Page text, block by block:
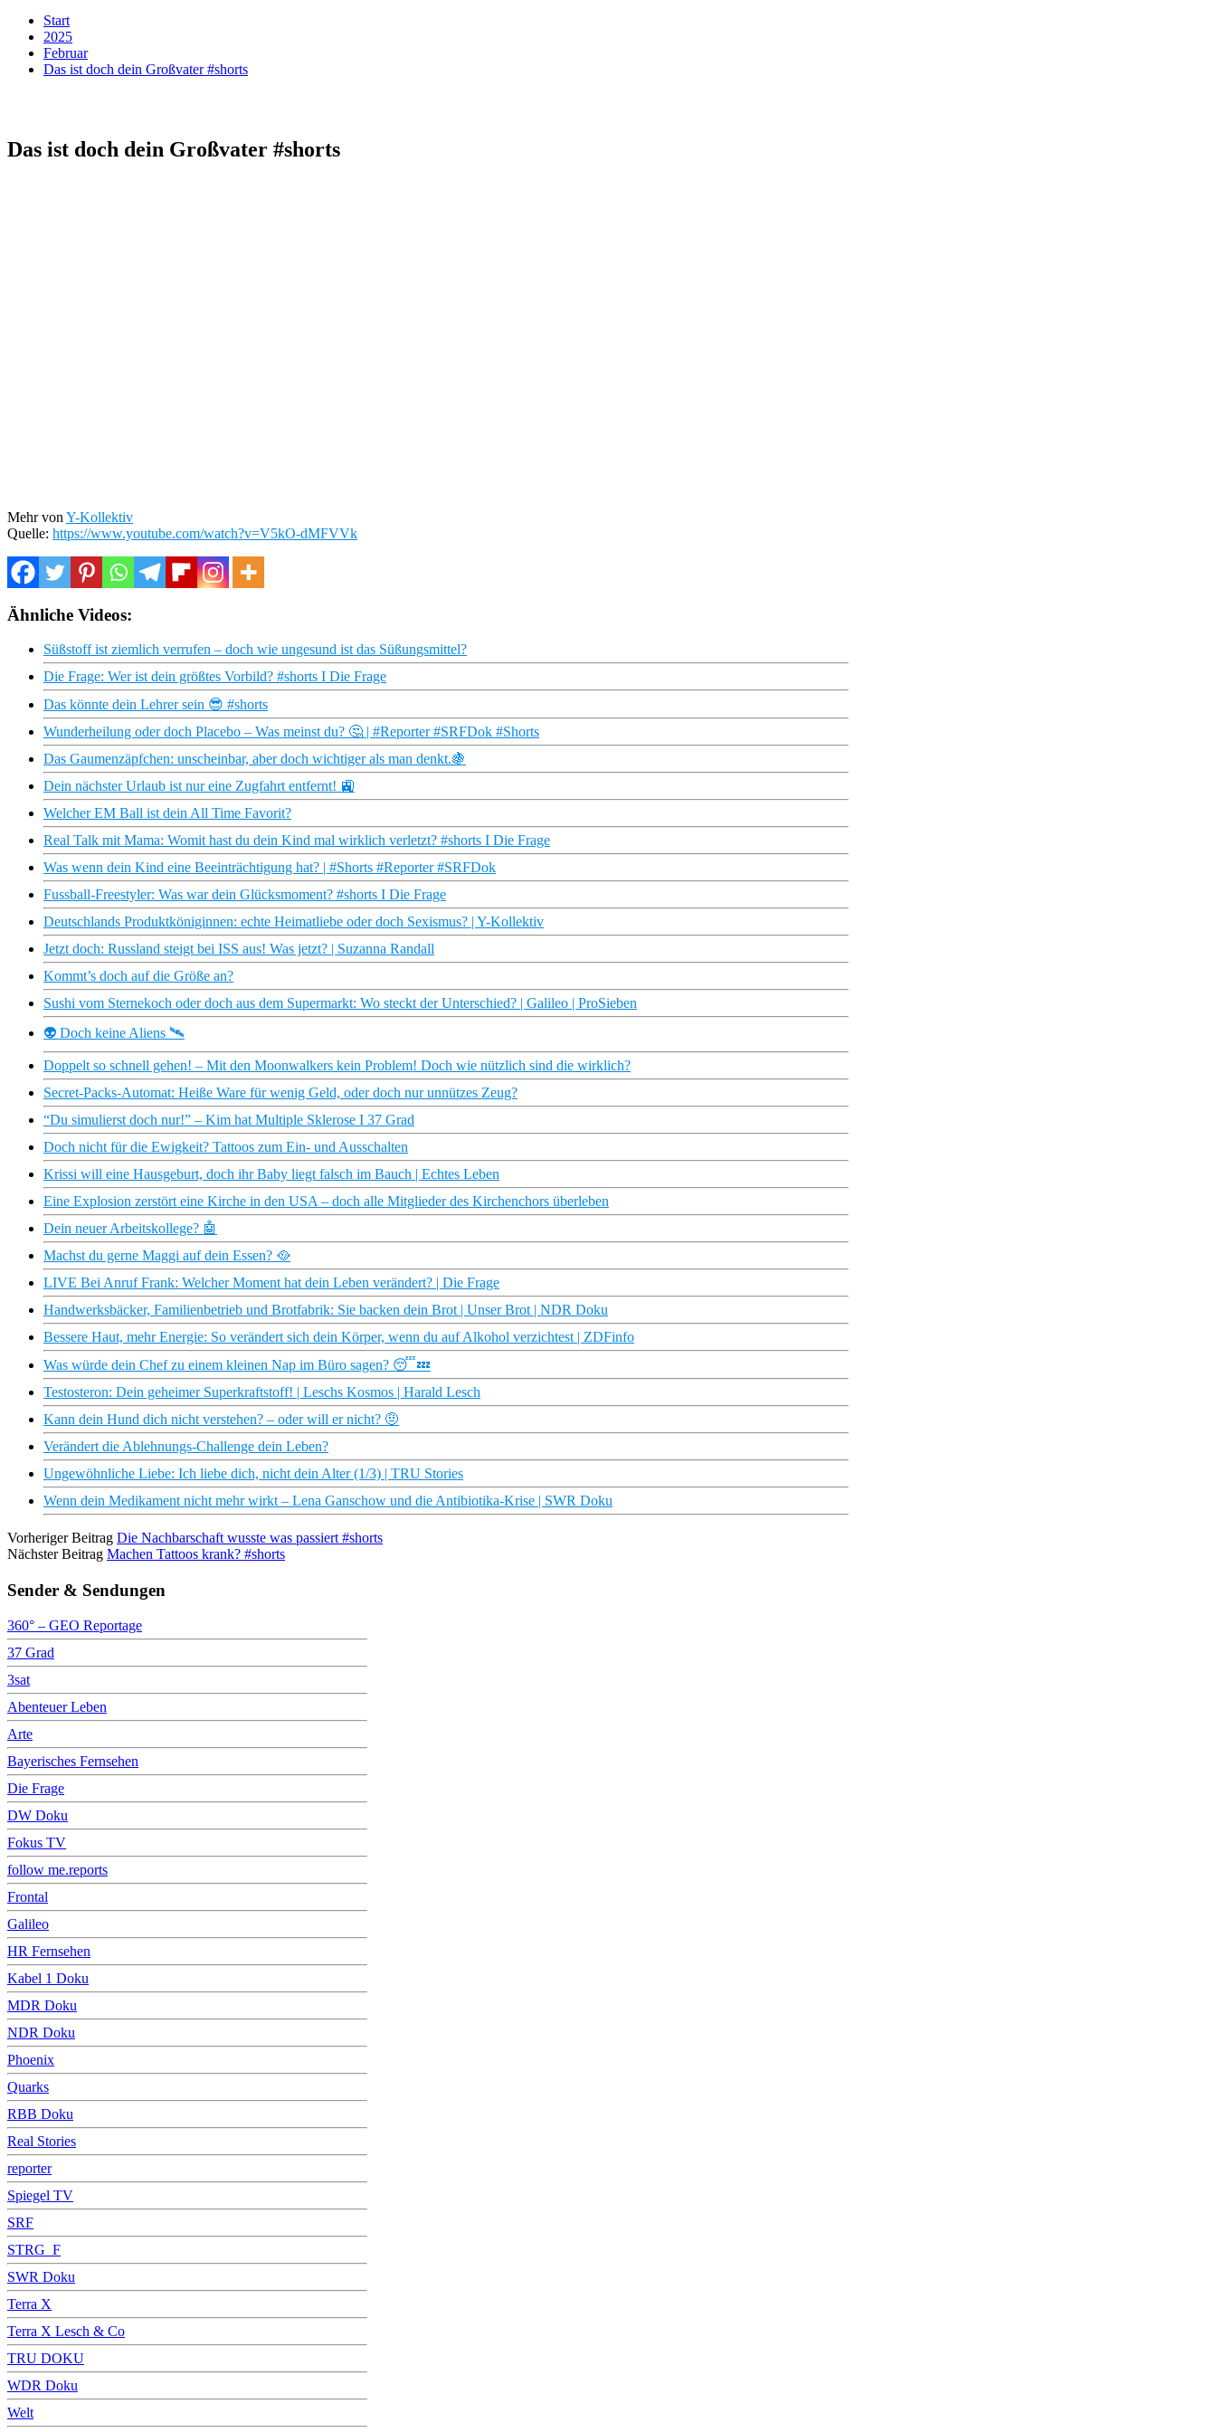
Start
2025
Februar
Das ist doch dein Großvater #shorts
Das ist doch dein Großvater #shorts
Mehr von Y-Kollektiv
Quelle: https://www.youtube.com/watch?v=V5kO-dMFVVk
Ähnliche Videos:
Süßstoff ist ziemlich verrufen – doch wie ungesund ist das Süßungsmittel?
Die Frage: Wer ist dein größtes Vorbild? #shorts I Die Frage
Das könnte dein Lehrer sein 😎 #shorts
Wunderheilung oder doch Placebo – Was meinst du? 🤔 | #Reporter #SRFDok #Shorts
Das Gaumenzäpfchen: unscheinbar, aber doch wichtiger als man denkt.🍇
Dein nächster Urlaub ist nur eine Zugfahrt entfernt! 🚉
Welcher EM Ball ist dein All Time Favorit?
Real Talk mit Mama: Womit hast du dein Kind mal wirklich verletzt? #shorts I Die Frage
Was wenn dein Kind eine Beeinträchtigung hat? | #Shorts #Reporter #SRFDok
Fussball-Freestyler: Was war dein Glücksmoment? #shorts I Die Frage
Deutschlands Produktköniginnen: echte Heimatliebe oder doch Sexismus? | Y-Kollektiv
Jetzt doch: Russland steigt bei ISS aus! Was jetzt? | Suzanna Randall
Kommt’s doch auf die Größe an?
Sushi vom Sternekoch oder doch aus dem Supermarkt: Wo steckt der Unterschied? | Galileo | ProSieben
👽 Doch keine Aliens 🛰
Doppelt so schnell gehen! – Mit den Moonwalkers kein Problem! Doch wie nützlich sind die wirklich?
Secret-Packs-Automat: Heiße Ware für wenig Geld, oder doch nur unnützes Zeug?
“Du simulierst doch nur!” – Kim hat Multiple Sklerose I 37 Grad
Doch nicht für die Ewigkeit? Tattoos zum Ein- und Ausschalten
Krissi will eine Hausgeburt, doch ihr Baby liegt falsch im Bauch | Echtes Leben
Eine Explosion zerstört eine Kirche in den USA – doch alle Mitglieder des Kirchenchors überleben
Dein neuer Arbeitskollege? 🤖
Machst du gerne Maggi auf dein Essen? 🥘
LIVE Bei Anruf Frank: Welcher Moment hat dein Leben verändert? | Die Frage
Handwerksbäcker, Familienbetrieb und Brotfabrik: Sie backen dein Brot | Unser Brot | NDR Doku
Bessere Haut, mehr Energie: So verändert sich dein Körper, wenn du auf Alkohol verzichtest | ZDFinfo
Was würde dein Chef zu einem kleinen Nap im Büro sagen? 😴💤
Testosteron: Dein geheimer Superkraftstoff! | Leschs Kosmos | Harald Lesch
Kann dein Hund dich nicht verstehen? – oder will er nicht? 🤨
Verändert die Ablehnungs-Challenge dein Leben?
Ungewöhnliche Liebe: Ich liebe dich, nicht dein Alter (1/3) | TRU Stories
Wenn dein Medikament nicht mehr wirkt – Lena Ganschow und die Antibiotika-Krise | SWR Doku
Vorheriger Beitrag Die Nachbarschaft wusste was passiert #shorts
Nächster Beitrag Machen Tattoos krank? #shorts
Sender & Sendungen
360° – GEO Reportage
37 Grad
3sat
Abenteuer Leben
Arte
Bayerisches Fernsehen
Die Frage
DW Doku
Fokus TV
follow me.reports
Frontal
Galileo
HR Fernsehen
Kabel 1 Doku
MDR Doku
NDR Doku
Phoenix
Quarks
RBB Doku
Real Stories
reporter
Spiegel TV
SRF
STRG_F
SWR Doku
Terra X
Terra X Lesch & Co
TRU DOKU
WDR Doku
Welt